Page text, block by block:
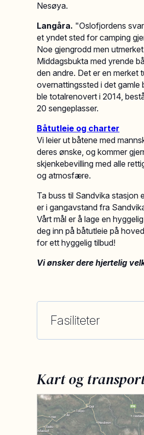
Nesøya.
Langåra. "Oslofjordens
et yndet sted for camping
Noe gjengrodd men
Middagsbukta med yrende
den andre. Det er en merket
overnattingssted i det
ble totalrenovert i 2014,
20 sengeplasser.
Båtutleie og charter
Vi leier ut båtene med
deres ønske, og kommer
skjenkebevilling med alle
og atmosfære.
Ta buss til Sandvika stasjon
er i gangavstand fra
Vårt mål er å lage en
deg inn på båtutleie på
for ett hyggelig tilbud!
Vi ønsker dere hjertelig
Fasiliteter
Kart og